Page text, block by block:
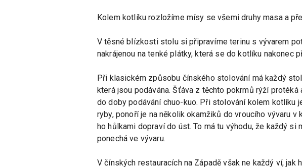
Kolem kotlíku rozložíme mísy se všemi druhy masa a
V těsné blízkosti stolu si připravíme terinu s vývarem
nakrájenou na tenké plátky, která se do kotlíku nakonec
Při klasickém způsobu čínského stolování má každý
která jsou podávána. Šťáva z těchto pokrmů rýží
do doby podávání chuo-kuo. Při stolování kolem kotlíku
ryby, ponoří je na několik okamžiků do vroucího vývaru
ho hůlkami dopraví do úst. To má tu výhodu, že každý
ponechá ve vývaru.
V čínských restauracích na Západě však ne každý ví,